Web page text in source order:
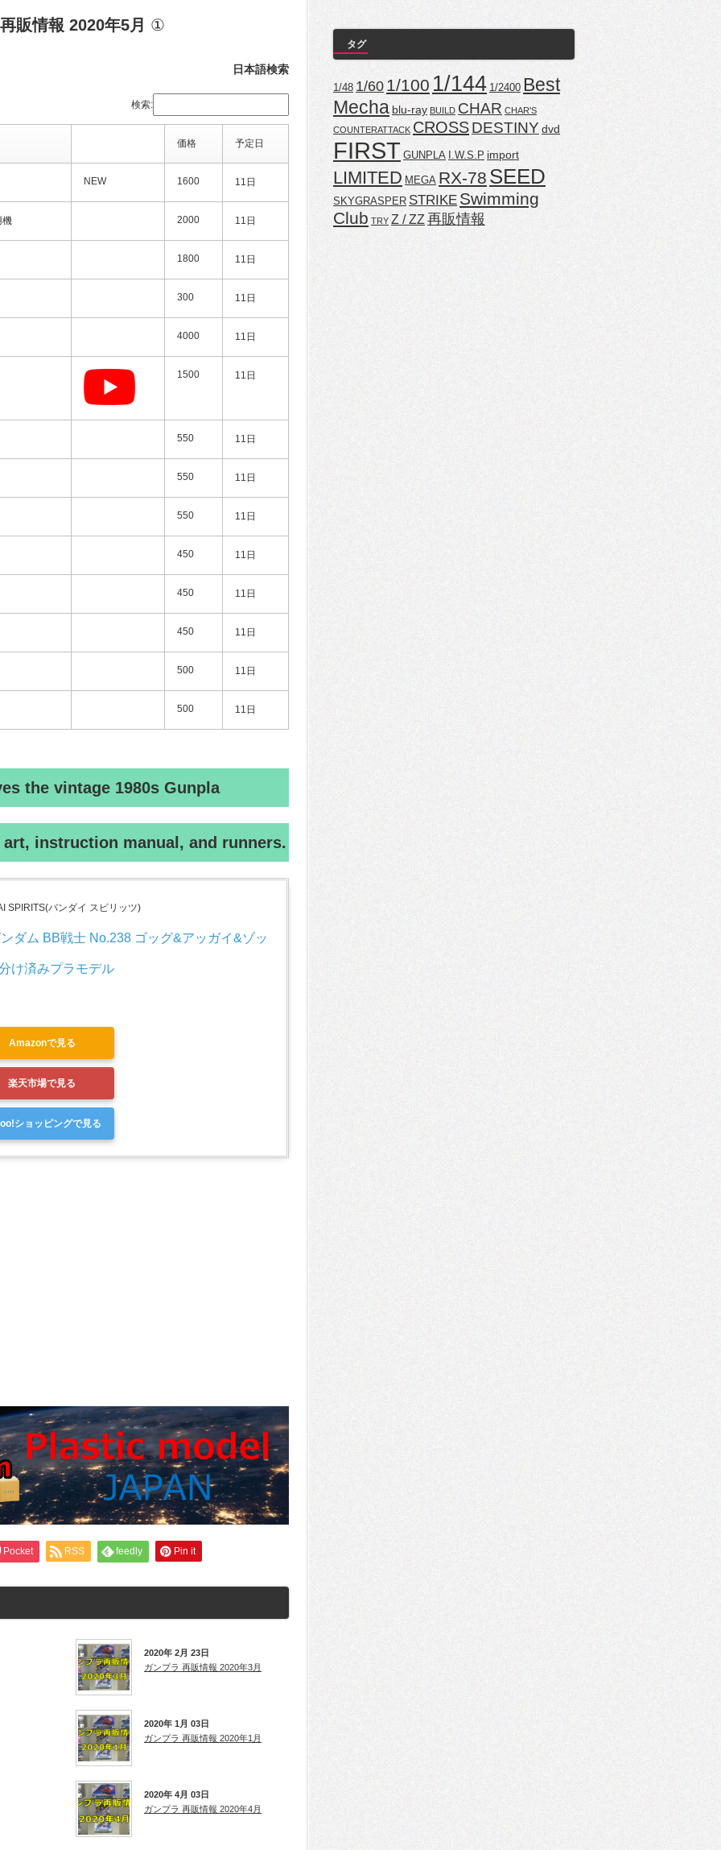
販情報 2020年5月 ①
日本語検索
検索:
価格 予定日
NEW 1600 11日
機 2000 11日
1800 11日
300 11日
4000 11日
1500 11日
550 11日
550 11日
550 11日
450 11日
450 11日
450 11日
500 11日
500 11日
the vintage 1980s Gunpla
art, instruction manual, and runners.
SPIRITS(バンダイ スピリッツ)
ダム BB戦士 No.238 ゴッグ&アッガイ&ゾッ
け済みプラモデル
Amazonで見る
楽天市場で見る
ショッピングで見る
Pocket RSS feedly Pin it
2020年 2月 23日
ガンプラ 再販情報 2020年3月
2020年 1月 03日
ガンプラ 再販情報 2020年1月
2020年 4月 03日
ガンプラ 再販情報 2020年4月
タグ
1/48 1/60 1/100 1/144 1/2400 Best
Mecha blu-ray BUILD CHAR CHAR'S
COUNTERATTACK CROSSDESTINY dvd
FIRST GUNPLA I.W.S.P import
LIMITED MEGA RX-78 SEED
SKYGRASPER STRIKE Swimming
Club TRY Z / ZZ 再販情報